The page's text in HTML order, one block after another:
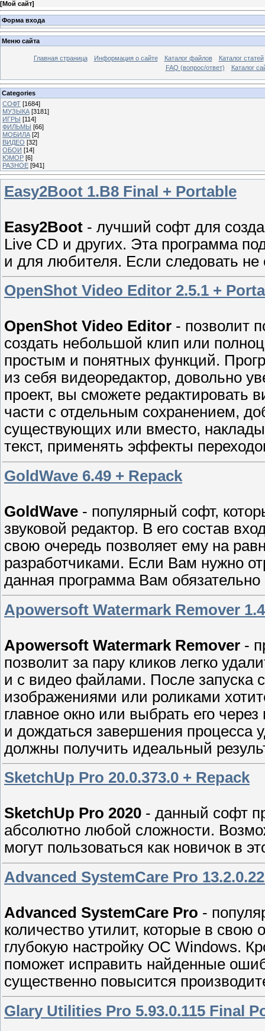
[Мой сайт]
Форма входа
Меню сайта
Главная страница Информация о сайте Каталог файлов
Каталог статей
FAQ (вопрос/ответ)
Каталог
Categories
СОФТ [1684]
МУЗЫКА [3181]
ИГРЫ [114]
ФИЛЬМЫ [66]
МОБИЛА [2]
ВИДЕО [32]
ОБОИ [14]
ЮМОР [6]
РАЗНОЕ [941]
Easy2Boot 1.B8 Final + Portable
Easy2Boot - лучший софт для
Live CD и других. Эта программа
и для любителя. Если следовать не
OpenShot Video Editor 2.5.1 +
OpenShot Video Editor - позволит
создать небольшой клип или
простым и понятных функций.
из себя видеоредактор, довольно
проект, вы сможете редактировать
части с отдельным сохранением,
существующих или вместо,
текст, применять эффекты
GoldWave 6.49 + Repack
GoldWave - популярный софт,
звуковой редактор. В его состав
свою очередь позволяет ему на
разработчиками. Если Вам нужно
данная программа Вам обязательно
Apowersoft Watermark Remover
Apowersoft Watermark Remover -
позволит за пару кликов легко
и с видео файлами. После запуска
изображениями или роликами
главное окно или выбрать его
и дождаться завершения процесса
должны получить идеальный
SketchUp Pro 20.0.373.0 + Repack
SketchUp Pro 2020 - данный софт
абсолютно любой сложности.
могут пользоваться как новичок в
Advanced SystemCare Pro
Advanced SystemCare Pro -
количество утилит, которые в
глубокую настройку ОС Windows.
поможет исправить найденные
существенно повысится
Glary Utilities Pro 5.93.0.115 Final